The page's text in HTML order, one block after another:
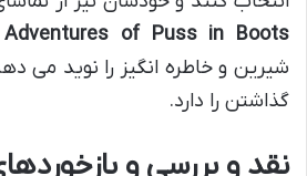
Adventures of Puss in Boots نتفلیکس
شیرین و خاطره انگیز را نوید می
گذاشتن را دارد.
نقد و بررسی و